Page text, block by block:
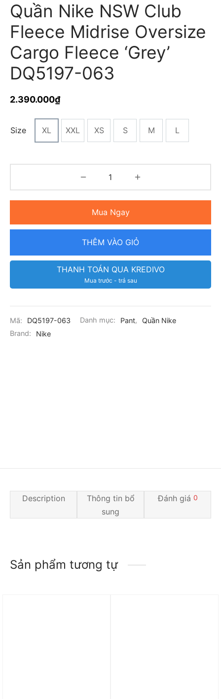
Quần Nike NSW Club
Fleece Midrise Oversize
Cargo Fleece ‘Grey’
DQ5197-063
2.390.000₫
Size XL XXL XS S M L
Mua Ngay
THÊM VÀO GIỎ
THANH TOÁN QUA KREDIVO
Mua trước - trả sau
Mã: DQ5197-063 Danh mục: Pant,
Quần Nike
Brand:
Nike
Description
Thông tin bổ
sung
Đánh giá 0
Sản phẩm tương tự